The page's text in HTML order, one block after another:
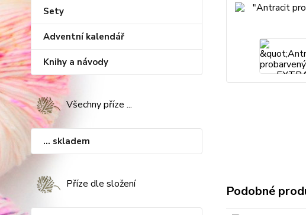
Sety
Adventní kalendář
Knihy a návody
Všechny příze ...
... skladem
Příze dle složení Podobné